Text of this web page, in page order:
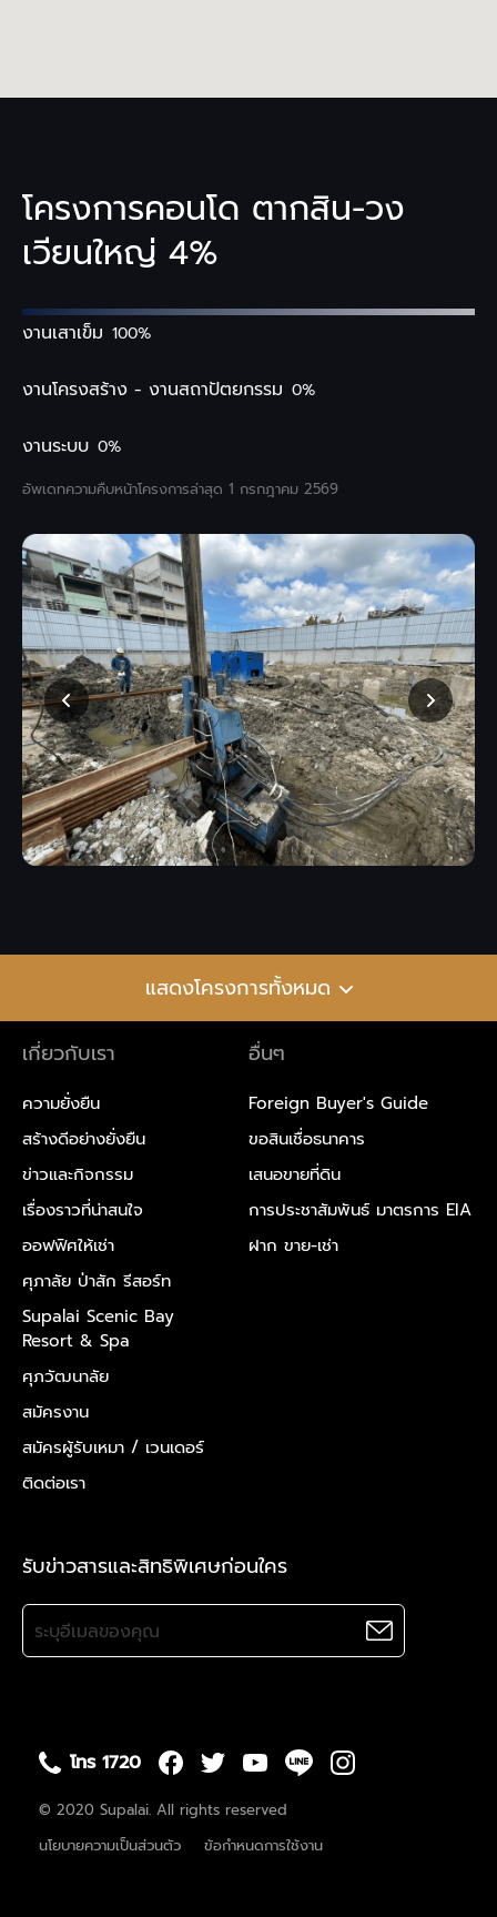
โครงการคอนโด ตากสิน-วง
เวียนใหญ่ 4%
งานเสาเข็ม 100%
งานโครงสร้าง - งานสถาปัตยกรรม 0%
งานระบบ 0%
อัพเดทความคืบหน้าโครงการล่าสุด 1 กรกฎาคม 2569
แสดงโครงการทั้งหมด
เกี่ยวกับเรา
ความยั่งยืน
สร้างดีอย่างยั่งยืน
ข่าวและกิจกรรม
เรื่องราวที่น่าสนใจ
ออฟฟิศให้เช่า
ศุภาลัย ป่าสัก รีสอร์ท
Supalai Scenic Bay
Resort & Spa
ศุภวัฒนาลัย
สมัครงาน
สมัครผู้รับเหมา / เวนเดอร์
ติดต่อเรา
อื่นๆ
Foreign Buyer's Guide
ขอสินเชื่อธนาคาร
เสนอขายที่ดิน
การประชาสัมพันธ์ มาตรการ EIA
ฝาก ขาย-เช่า
รับข่าวสารและสิทธิพิเศษก่อนใคร
โทร 1720
© 2020 Supalai. All rights reserved
นโยบายความเป็นส่วนตัว
ข้อกำหนดการใช้งาน